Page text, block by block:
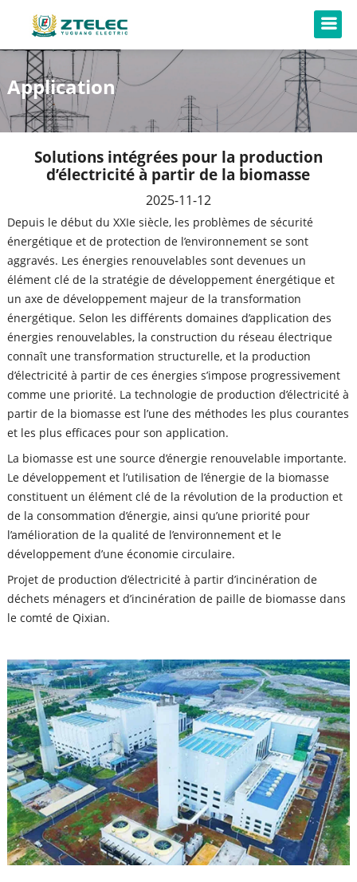
Application
Solutions intégrées pour la production
d’électricité à partir de la biomasse
2025-11-12
Depuis le début du XXIe siècle, les problèmes de sécurité
énergétique et de protection de l’environnement se sont
aggravés. Les énergies renouvelables sont devenues un
élément clé de la stratégie de développement énergétique et
un axe de développement majeur de la transformation
énergétique. Selon les différents domaines d’application des
énergies renouvelables, la construction du réseau électrique
connaît une transformation structurelle, et la production
d’électricité à partir de ces énergies s’impose progressivement
comme une priorité. La technologie de production d’électricité à
partir de la biomasse est l’une des méthodes les plus courantes
et les plus efficaces pour son application.
La biomasse est une source d’énergie renouvelable importante.
Le développement et l’utilisation de l’énergie de la biomasse
constituent un élément clé de la révolution de la production et
de la consommation d’énergie, ainsi qu’une priorité pour
l’amélioration de la qualité de l’environnement et le
développement d’une économie circulaire.
Projet de production d’électricité à partir d’incinération de
déchets ménagers et d’incinération de paille de biomasse dans
le comté de Qixian.